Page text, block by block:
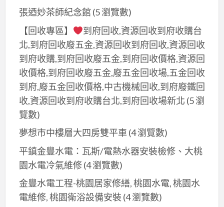
張迺妙茶師紀念館 (5 瀏覽數)
【回收專區】
到府回收,資源回收到府收購台
北,到府回收廢五金,資源回收到府回收,資源回收
到府收購,到府回收廢五金,到府回收價格,資源回
收價格,到府回收廢五金,廢五金回收場,五金回收
到府,廢五金回收價格,中古機械回收,到府廢鐵回
收,資源回收到府收購台北,到府回收場新北 (5 瀏
覽數)
夢想市中樓層大四房雙平車(4 瀏覽數)
平鎮金豐水電：瓦斯/電熱水器安裝檢修、大桃
園水電冷氣維修(4 瀏覽數)
金豐水電工程-桃園居家修繕, 桃園水電, 桃園水
電維修, 桃園衛浴設備安裝 (4 瀏覽數)